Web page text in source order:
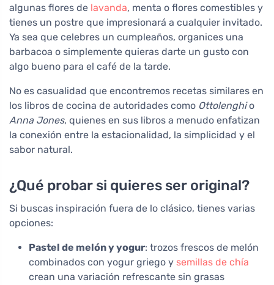
algunas flores de lavanda, menta o flores comestibles y
tienes un postre que impresionará a cualquier invitado.
Ya sea que celebres un cumpleaños, organices una
barbacoa o simplemente quieras darte un gusto con
algo bueno para el café de la tarde.
No es casualidad que encontremos recetas similares en
los libros de cocina de autoridades como Ottolenghio
Anna Jones, quienes en sus libros a menudo enfatizan
la conexión entre la estacionalidad, la simplicidad y el
sabor natural.
¿Qué probar si quieres ser original?
Si buscas inspiración fuera de lo clásico, tienes varias
opciones:
Pastel de melón y yogur: trozos frescos de melón
combinados con yogur griego y semillas de chía
crean una variación refrescante sin grasas